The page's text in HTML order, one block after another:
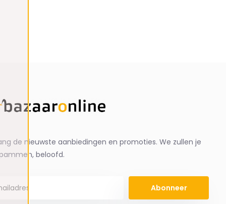
de nieuwste aanbiedingen en promoties. We zullen je
beloofd.
Abonneer